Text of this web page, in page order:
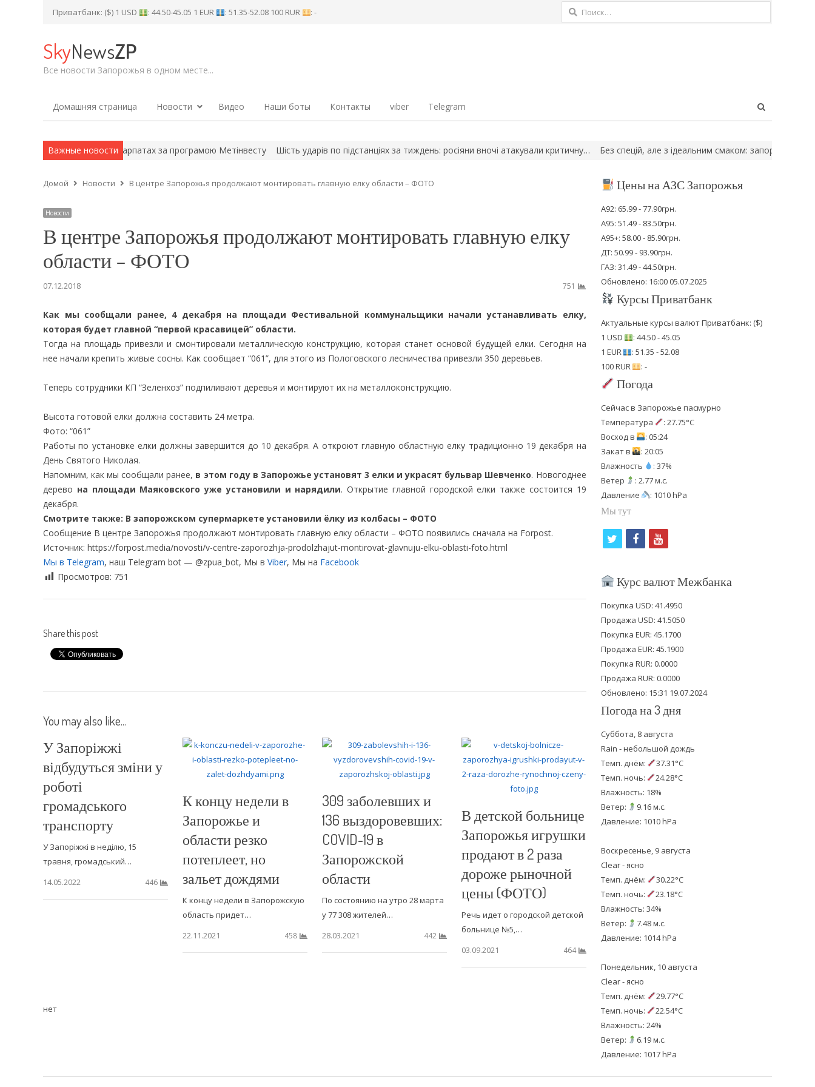
Приватбанк: ($) 1 USD : 44.50-45.05 1 EUR : 51.35-52.08 100 RUR : - Найти:
SkyNewsZP
Все новости Запорожья в одном месте...
Домашняя страница Новости Видео Наши боты Контакты viber Telegram
Важные новости
оздоровилися у Карпатах за програмою Метінвесту Шість ударів по підстанціях за тиждень: росіяни вночі атакували критичну… Без спецій, але з ідеальним смаком: запорізька
Домой Новости В центре Запорожья продолжают монтировать главную елку области – ФОТО
Новости
В центре Запорожья продолжают монтировать главную елку
области – ФОТО
07.12.2018 751
Как мы сообщали ранее, 4 декабря на площади Фестивальной коммунальщики начали устанавливать елку,
которая будет главной “первой красавицей” области.
Тогда на площадь привезли и смонтировали металлическую конструкцию, которая станет основой будущей елки. Сегодня на
нее начали крепить живые сосны. Как сообщает “061”, для этого из Пологовского лесничества привезли 350 деревьев.
Теперь сотрудники КП “Зеленхоз” подпиливают деревья и монтируют их на металлоконструкцию.
Высота готовой елки должна составить 24 метра.
Фото: “061”
Работы по установке елки должны завершится до 10 декабря. А откроют главную областную елку традиционно 19 декабря на
День Святого Николая.
Напомним, как мы сообщали ранее, в этом году в Запорожье установят 3 елки и украсят бульвар Шевченко. Новогоднее
дерево на площади Маяковского уже установили и нарядили. Открытие главной городской елки также состоится 19
декабря.
Смотрите также: В запорожском супермаркете установили ёлку из колбасы – ФОТО
Сообщение В центре Запорожья продолжают монтировать главную елку области – ФОТО появились сначала на Forpost.
Источник: https://forpost.media/novosti/v-centre-zaporozhja-prodolzhajut-montirovat-glavnuju-elku-oblasti-foto.html
Мы в Telegram, наш Telegram bot — @zpua_bot, Мы в Viber, Мы на Facebook
Просмотров: 751
Share this post
You may also like...
У Запоріжжі
відбудуться зміни у
роботі
громадського
транспорту
У Запоріжжі в неділю, 15
травня, громадський…
14.05.2022
446
К концу недели в
Запорожье и
области резко
потеплеет, но
зальет дождями
К концу недели в Запорожскую
область придет…
22.11.2021
458
309 заболевших и
136 выздоровевших:
COVID-19 в
Запорожской
области
По состоянию на утро 28 марта
у 77 308 жителей…
28.03.2021
442
В детской больнице
Запорожья игрушки
продают в 2 раза
дороже рыночной
цены (ФОТО)
Речь идет о городской детской
больнице №5,…
03.09.2021
464
нет
Цены на АЗС Запорожья
А92: 65.99 - 77.90грн.
А95: 51.49 - 83.50грн.
А95+: 58.00 - 85.90грн.
ДТ: 50.99 - 93.90грн.
ГАЗ: 31.49 - 44.50грн.
Обновлено: 16:00 05.07.2025
Курсы Приватбанк
Актуальные курсы валют Приватбанк: ($)
1 USD
: 44.50 - 45.05
1 EUR
: 51.35 - 52.08
100 RUR
: -
Погода
Сейчас в Запорожье пасмурно
Температура
: 27.75°C
Восход в
: 05:24
Закат в
: 20:05
Влажность
: 37%
Ветер
: 2.77 м.с.
Давление
: 1010 hPa
Мы тут
i
t
e
r
f
c
b
o
o
k
y
u
u
b
e
Курс валют Межбанка
Покупка USD: 41.4950
Продажа USD: 41.5050
Покупка EUR: 45.1700
Продажа EUR: 45.1900
Покупка RUR: 0.0000
Продажа RUR: 0.0000
Обновлено: 15:31 19.07.2024
Погода на 3 дня
Суббота, 8 августа
Rain - небольшой дождь
Темп. днём:
37.31°C
Темп. ночь:
24.28°C
Влажность: 18%
Ветер:
9.16 м.с.
Давление: 1010 hPa
Воскресенье, 9 августа
Clear - ясно
Темп. днём:
30.22°C
Темп. ночь:
23.18°C
Влажность: 34%
Ветер:
7.48 м.с.
Давление: 1014 hPa
Понедельник, 10 августа
Clear - ясно
Темп. днём:
29.77°C
Темп. ночь:
22.54°C
Влажность: 24%
Ветер:
6.19 м.с.
Давление: 1017 hPa